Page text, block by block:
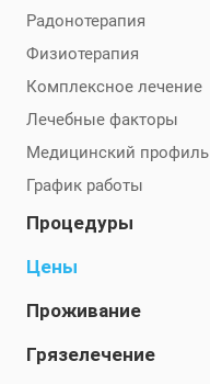
Радонотерапия
Физиотерапия
Комплексное лечение
Лечебные факторы
Медицинский профиль
График работы
Процедуры
Цены
Проживание
Грязелечение